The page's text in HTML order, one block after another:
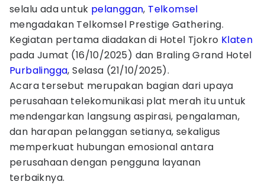
selalu ada untuk pelanggan, Telkomsel
mengadakan Telkomsel Prestige Gathering.
Kegiatan pertama diadakan di Hotel Tjokro Klaten
pada Jumat (16/10/2025) dan Braling Grand Hotel
Purbalingga, Selasa (21/10/2025).
Acara tersebut merupakan bagian dari upaya
perusahaan telekomunikasi plat merah itu untuk
mendengarkan langsung aspirasi, pengalaman,
dan harapan pelanggan setianya, sekaligus
memperkuat hubungan emosional antara
perusahaan dengan pengguna layanan
terbaiknya.